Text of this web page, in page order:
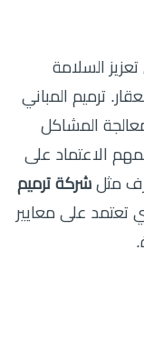
السلامة
ترميم المباني
المشاكل
الاعتماد على
مثل شركة ترميم
تعتمد على معايير